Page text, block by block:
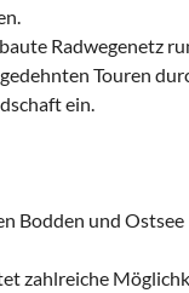
Radwegenetz
Touren
ein.
Bodden und Ostsee
zahlreiche